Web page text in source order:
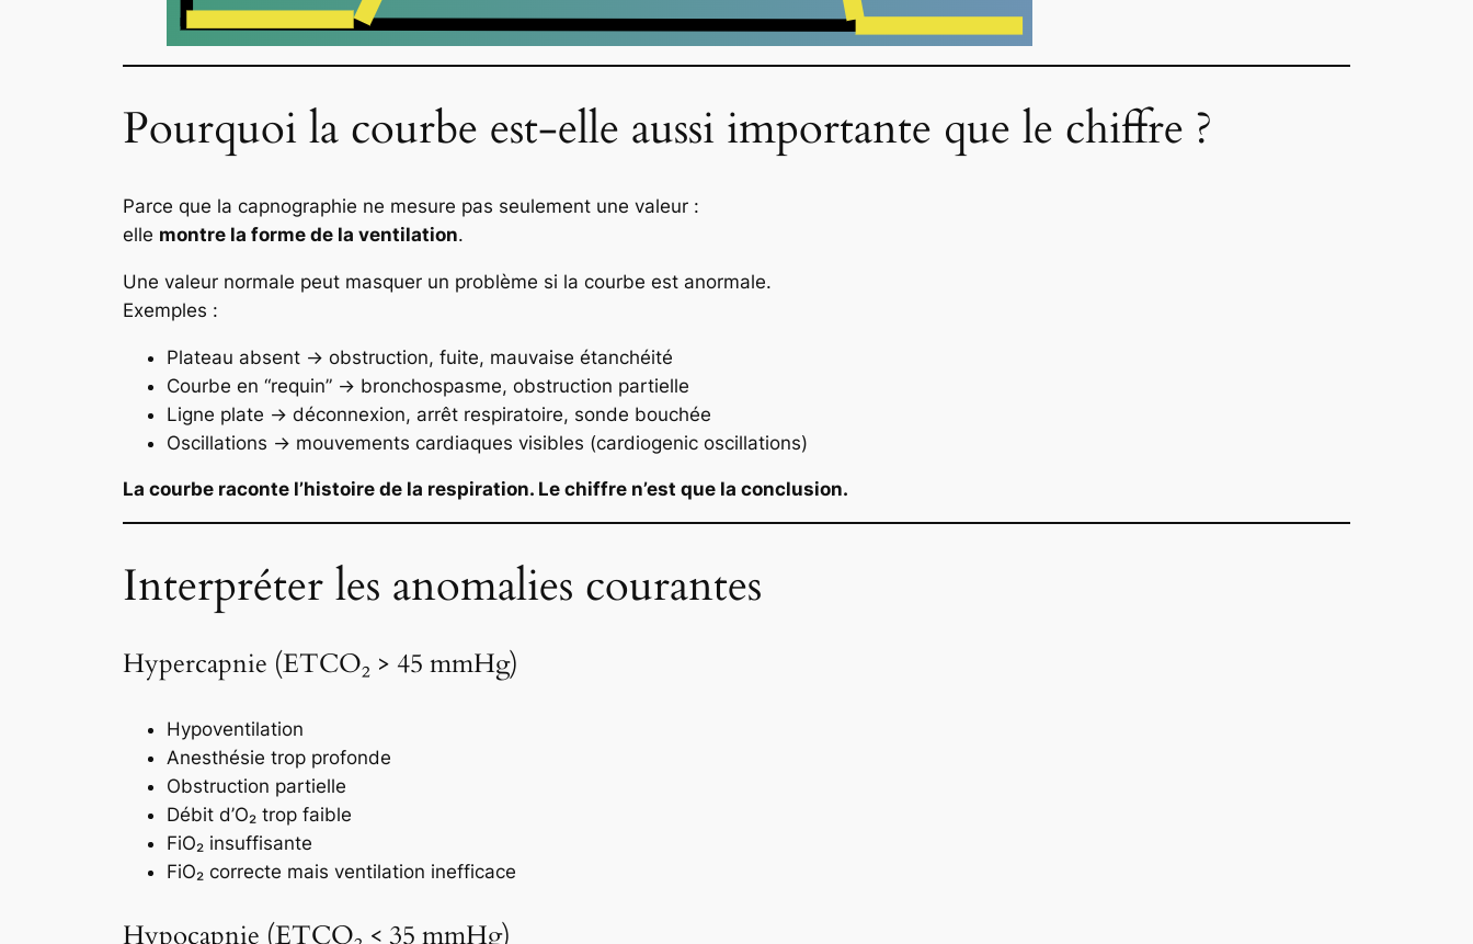
Pourquoi la courbe est-elle aussi importante que le chiffre ?
Parce que la capnographie ne mesure pas seulement une valeur :
elle montre la forme de la ventilation.
Une valeur normale peut masquer un problème si la courbe est anormale.
Exemples :
Plateau absent → obstruction, fuite, mauvaise étanchéité
Courbe en “requin” → bronchospasme, obstruction partielle
Ligne plate → déconnexion, arrêt respiratoire, sonde bouchée
Oscillations → mouvements cardiaques visibles (cardiogenic oscillations)
La courbe raconte l’histoire de la respiration. Le chiffre n’est que la conclusion.
Interpréter les anomalies courantes
Hypercapnie (ETCO₂ > 45 mmHg)
Hypoventilation
Anesthésie trop profonde
Obstruction partielle
Débit d’O₂ trop faible
FiO₂ insuffisante
FiO₂ correcte mais ventilation inefficace
Hypocapnie (ETCO₂ < 35 mmHg)